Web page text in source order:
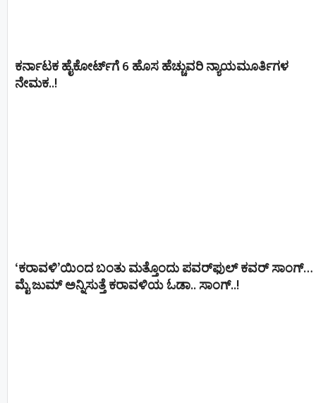
ಕರ್ನಾಟಕ ಹೈಕೋರ್ಟ್‌ಗೆ 6 ಹೊಸ ಹೆಚ್ಚುವರಿ ನ್ಯಾಯಮೂರ್ತಿಗಳ
ನೇಮಕ..!
‘ಕರಾವಳಿ’ಯಿಂದ ಬಂತು ಮತ್ತೊಂದು ಪವರ್‌ಫುಲ್ ಕವರ್ ಸಾಂಗ್…
ಮೈ ಜುಮ್ ಅನ್ನಿಸುತ್ತೆ ಕರಾವಳಿಯ ಓಡಾ.. ಸಾಂಗ್‌..!